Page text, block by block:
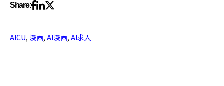
Share:
AICU, 漫画, AI漫画, AI求人